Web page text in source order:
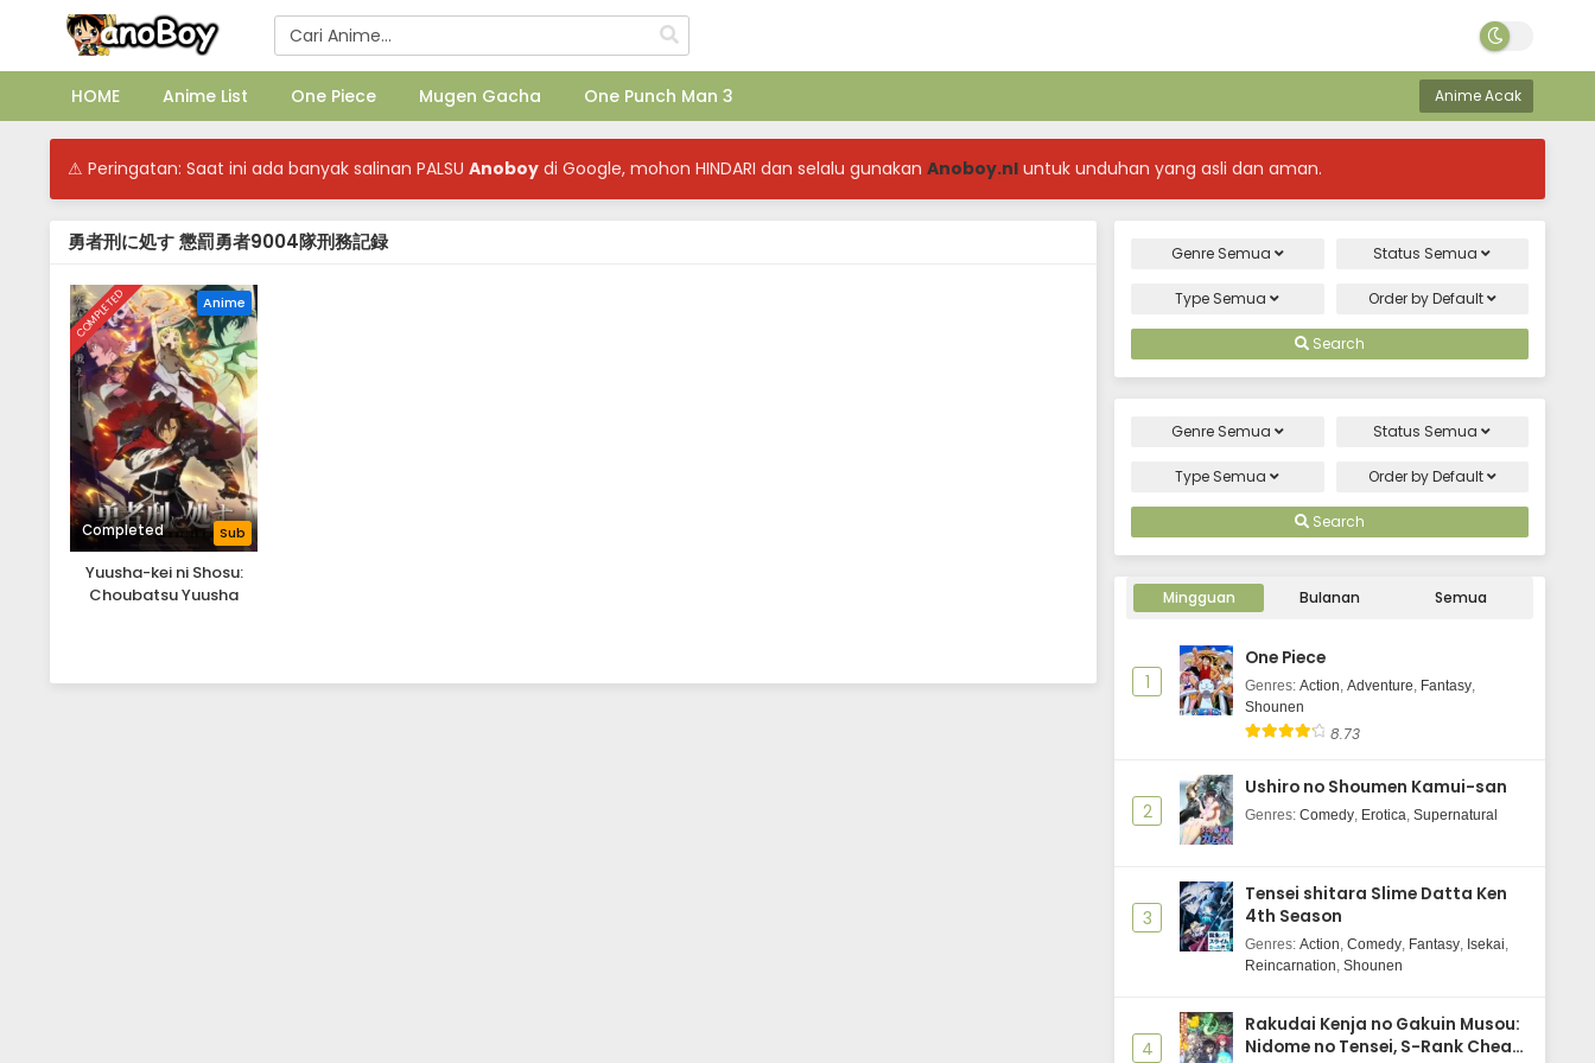
HOME Anime List One Piece Mugen Gacha One Punch Man 3 Anime Acak
⚠ Peringatan: Saat ini ada banyak salinan PALSU Anoboy di Google, mohon HINDARI dan selalu gunakan Anoboy.nl untuk unduhan yang asli dan aman.
勇者刑に処す 懲罰勇者9004隊刑務記録
COMPLETED Anime
Completed Sub
Yuusha-kei ni Shosu:
Choubatsu Yuusha
Genre Semua Status Semua
Type Semua Order byDefault
Search
Genre Semua Status Semua
Type Semua Order byDefault
Search
Mingguan Bulanan Semua
1
One Piece
Genres: Action, Adventure, Fantasy,
Shounen
8.73
2
Ushiro no Shoumen Kamui-san
Genres: Comedy, Erotica, Supernatural
3
Tensei shitara Slime Datta Ken
4th Season
Genres: Action, Comedy, Fantasy, Isekai,
Reincarnation, Shounen
4
Rakudai Kenja no Gakuin Musou:
Nidome no Tensei, S-Rank Cheat